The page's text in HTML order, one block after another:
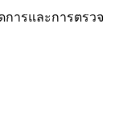
การและการตรวจ